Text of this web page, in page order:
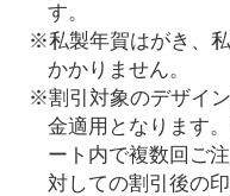
す。
※私製年賀はがき、
かかりません。
※割引対象のデザイ
金適用となります
ート内で複数回ご
対しての割引後の